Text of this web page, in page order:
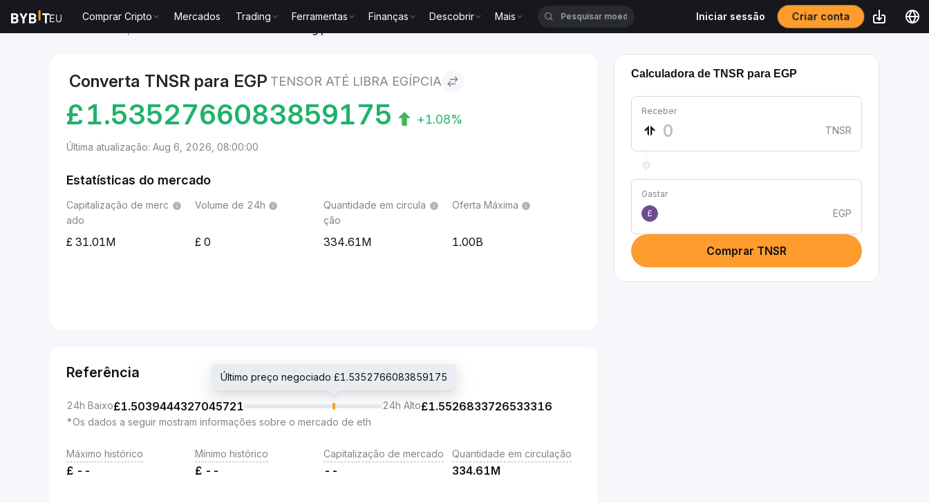
Comprar Cripto Mercados Trading Ferramentas Finanças Descobrir Mais Iniciar sessão Criar conta
Converta TNSR para EGP TENSOR ATÉ LIBRA EGÍPCIA
£1.5352766083859175 +1.08%
Última atualização: Aug 6, 2026, 08:00:00
Estatísticas do mercado
Capitalização de merc
ado
31.01M
Volume de 24h
0
Quantidade em circula
ção
334.61M
Oferta Máxima
1.00B
Referência
24h Baixo£1.5039444327045721
Último preço negociado £1.5352766083859175
24h Alto£1.5526833726533316
*Os dados a seguir mostram informações sobre o mercado de eth
Máximo histórico
£ --
Mínimo histórico
£ --
Capitalização de mercado
--
Quantidade em circulação
334.61M
Calculadora de TNSR para EGP
Receber
TNSR
Gastar
£
EGP
Comprar TNSR